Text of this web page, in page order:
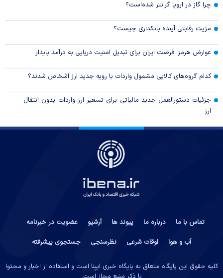
چرا گاز در اروپا گرانتر شده‌است؟
مزیت رقابتی آینده بانکداری چیست؟
عوارض هرمز؛ فرصت ایران برای تبدیل امنیت دریایی به درآمد پایدار
کدام گروه‌های کالایی مشمول واردات با رویه جدید ارز اشخاص شدند؟
جزئیات دستورالعمل جدید مالیاتی برای تسعیر ارز واردات بدون انتقال
ارز
تماس با ما درباره ما پیوند ها آرشیو
عضویت در خبرنامه
آب و هوا
اوقات شرعی نظرسنجی جستجوی پیشرفته
کلیه حقوق این پایگاه متعلق به پایگاه خبری ایبِنا است و استفاده از اخبار و محتوا